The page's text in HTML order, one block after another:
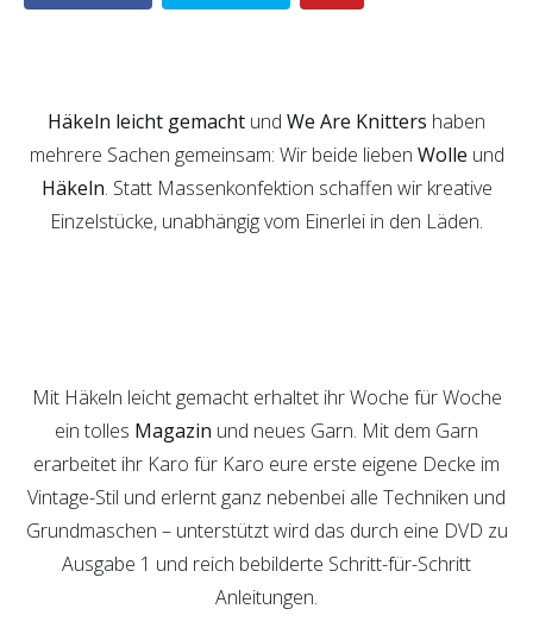
Häkeln leicht gemacht und We Are Knitters haben
mehrere Sachen gemeinsam: Wir beide lieben Wolle und
Häkeln. Statt Massenkonfektion schaffen wir kreative
Einzelstücke, unabhängig vom Einerlei in den Läden.
Mit Häkeln leicht gemacht erhaltet ihr Woche für Woche
ein tolles Magazin und neues Garn. Mit dem Garn
erarbeitet ihr Karo für Karo eure erste eigene Decke im
Vintage-Stil und erlernt ganz nebenbei alle Techniken und
Grundmaschen – unterstützt wird das durch eine DVD zu
Ausgabe 1 und reich bebilderte Schritt-für-Schritt
Anleitungen.